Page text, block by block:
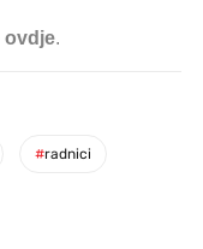
ovdje.
#radnici